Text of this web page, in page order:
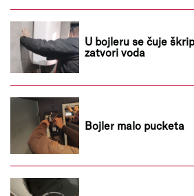
U bojleru se čuje
zatvori voda
Bojler malo pucketa